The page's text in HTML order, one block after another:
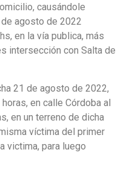
causándole
agosto de 2022
en la vía publica, más
intersección con Salta de
21 de agosto de 2022,
en calle Córdoba al
en un terreno de dicha
víctima del primer
victima, para luego